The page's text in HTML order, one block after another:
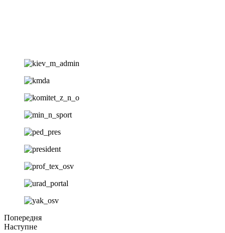
Попередня
Наступне